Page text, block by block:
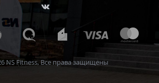
NS Fitness, Все права защищены